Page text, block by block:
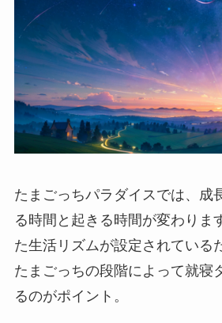
たまごっちパラダイスでは、成
る時間と起きる時間が変わりま
た生活リズムが設定されている
たまごっちの段階によって就寝
るのがポイント。